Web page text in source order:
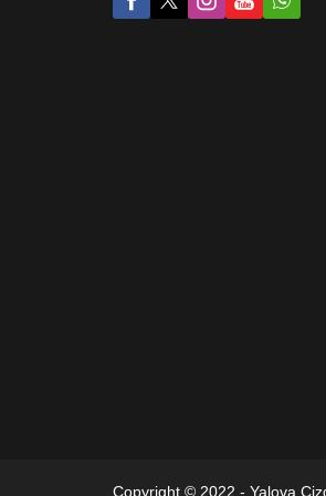
Copyright © 2022 - Yalova